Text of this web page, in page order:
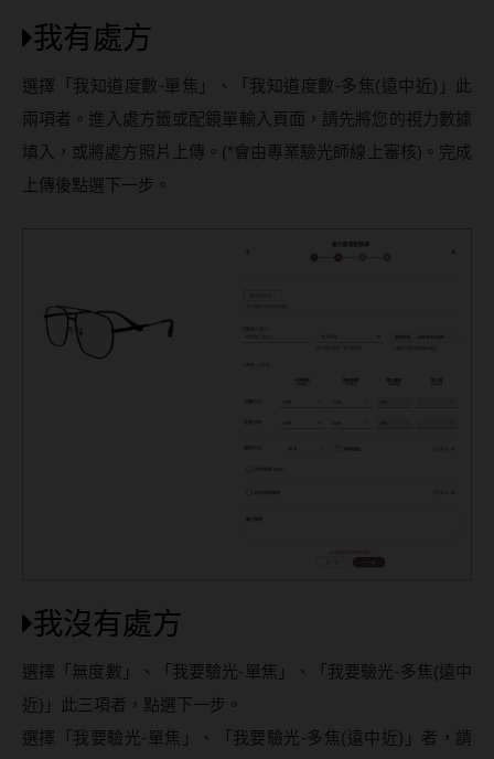
我有處方
選擇「我知道度數-單焦」、「我知道度數-多焦(遠中近)」此
兩項者。進入處方籤或配鏡單輸入頁面，請先將您的視力數據
填入，或將處方照片上傳。(*會由專業驗光師線上審核)。完成
上傳後點選下一步。
我沒有處方
選擇「無度數」、「我要驗光-單焦」、「我要驗光-多焦(遠中
近)」此三項者，點選下一步。
選擇「我要驗光-單焦」、「我要驗光-多焦(遠中近)」者，請